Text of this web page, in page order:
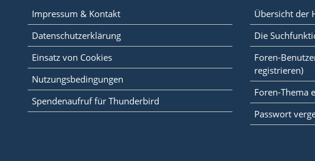
Impressum & Kontakt
Datenschutzerklärung
Einsatz von Cookies
Nutzungsbedingungen
Spendenaufruf für Thunderbird
Übersicht der
Die
Foren-
registrieren)
Foren-Thema
Passwort